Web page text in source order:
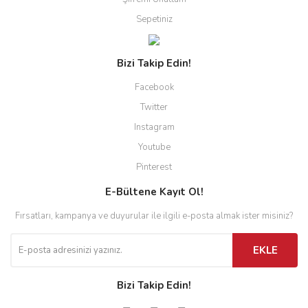
Sepetiniz
Bizi Takip Edin!
Facebook
Twitter
Instagram
Youtube
Pinterest
E-Bültene Kayıt Ol!
Fırsatları, kampanya ve duyurular ile ilgili e-posta almak ister misiniz?
EKLE
Bizi Takip Edin!